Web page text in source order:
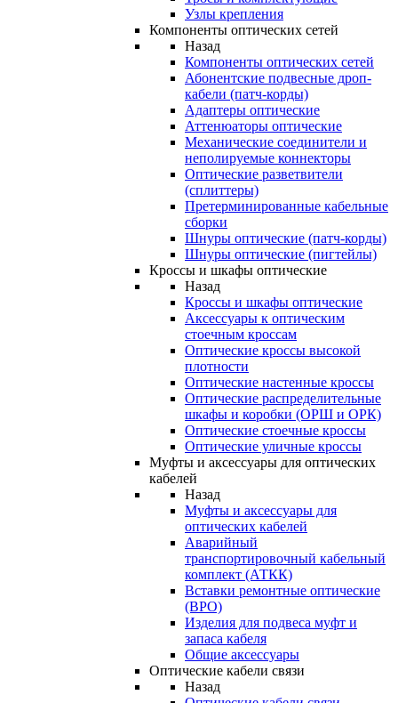
Узлы крепления
Компоненты оптических сетей
Назад
Компоненты оптических сетей
Абонентские подвесные дроп-
кабели (патч-корды)
Адаптеры оптические
Аттенюаторы оптические
Механические соединители и
неполируемые коннекторы
Оптические разветвители
(сплиттеры)
Претерминированные кабельные
сборки
Шнуры оптические (патч-корды)
Шнуры оптические (пигтейлы)
Кроссы и шкафы оптические
Назад
Кроссы и шкафы оптические
Аксессуары к оптическим
стоечным кроссам
Оптические кроссы высокой
плотности
Оптические настенные кроссы
Оптические распределительные
шкафы и коробки (ОРШ и ОРК)
Оптические стоечные кроссы
Оптические уличные кроссы
Муфты и аксессуары для оптических
кабелей
Назад
Муфты и аксессуары для
оптических кабелей
Аварийный
транспортировочный кабельный
комплект (АТКК)
Вставки ремонтные оптические
(ВРО)
Изделия для подвеса муфт и
запаса кабеля
Общие аксессуары
Оптические кабели связи
Назад